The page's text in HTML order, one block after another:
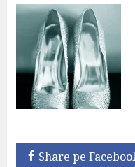
Share pe